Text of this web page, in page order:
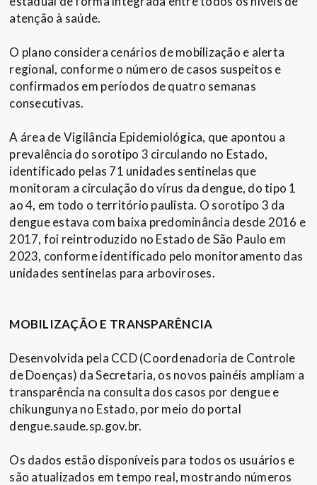
atenção à saúde.
O plano considera cenários de mobilização e alerta
regional, conforme o número de casos suspeitos e
confirmados em períodos de quatro semanas
consecutivas.
A área de Vigilância Epidemiológica, que apontou a
prevalência do sorotipo 3 circulando no Estado,
identificado pelas 71 unidades sentinelas que
monitoram a circulação do vírus da dengue, do tipo 1
ao 4, em todo o território paulista. O sorotipo 3 da
dengue estava com baixa predominância desde 2016 e
2017, foi reintroduzido no Estado de São Paulo em
2023, conforme identificado pelo monitoramento das
unidades sentinelas para arboviroses.
MOBILIZAÇÃO E TRANSPARÊNCIA
Desenvolvida pela CCD (Coordenadoria de Controle
de Doenças) da Secretaria, os novos painéis ampliam a
transparência na consulta dos casos por dengue e
chikungunya no Estado, por meio do portal
dengue.saude.sp.gov.br.
Os dados estão disponíveis para todos os usuários e
são atualizados em tempo real, mostrando números